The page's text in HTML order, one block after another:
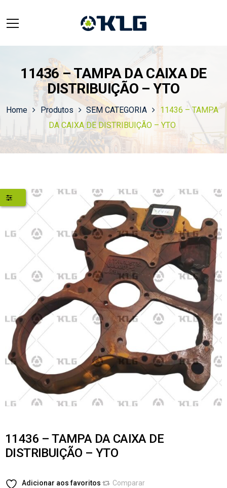
11436 – TAMPA DA CAIXA DE
DISTRIBUIÇÃO – YTO
Home Produtos SEM CATEGORIA
11436 – TAMPA
DA CAIXA DE DISTRIBUIÇÃO – YTO
11436 – TAMPA DA CAIXA DE
DISTRIBUIÇÃO – YTO
Adicionar aos favoritos Comparar